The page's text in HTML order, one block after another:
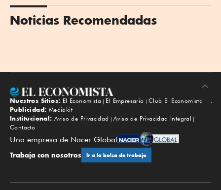
Noticias Recomendadas
Subir
Nuestros Sitios: El Economista El Empresario
Club El Economista
Publicidad: Mediakit
Institucional: Aviso de Privacidad
Aviso de Privacidad Integral
Contacto
Una empresa de Nacer Global
Trabaja con nosotros Ir a la bolsa de trabajo